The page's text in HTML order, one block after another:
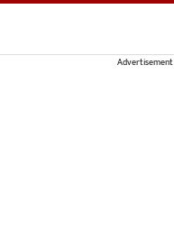
Advertisement